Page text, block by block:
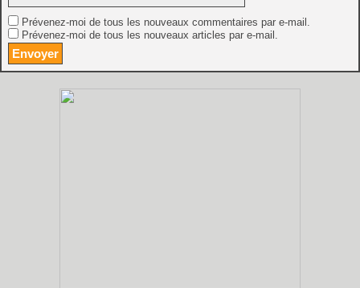
Prévenez-moi de tous les nouveaux commentaires par e-mail.
Prévenez-moi de tous les nouveaux articles par e-mail.